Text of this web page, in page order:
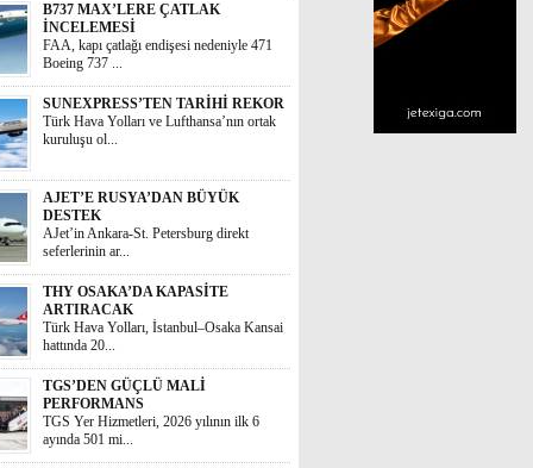
B737 MAX’LERE ÇATLAK
İNCELEMESİ
FAA, kapı çatlağı endişesi nedeniyle 471
Boeing 737 ...
SUNEXPRESS’TEN TARİHİ REKOR
Türk Hava Yolları ve Lufthansa’nın ortak
kuruluşu ol...
AJET’E RUSYA’DAN BÜYÜK
DESTEK
AJet’in Ankara-St. Petersburg direkt
seferlerinin ar...
THY OSAKA’DA KAPASİTE
ARTIRACAK
Türk Hava Yolları, İstanbul–Osaka Kansai
hattında 20...
TGS’DEN GÜÇLÜ MALİ
PERFORMANS
TGS Yer Hizmetleri, 2026 yılının ilk 6
ayında 501 mi...